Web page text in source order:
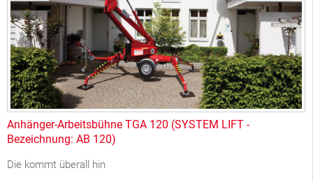
Anhänger-Arbeitsbühne TGA 120 (SYSTEM LIFT -
Bezeichnung: AB 120)
Die kommt überall hin